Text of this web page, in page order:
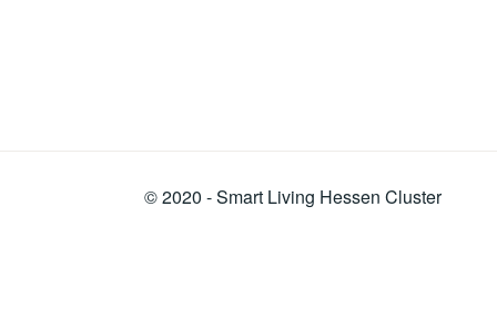
© 2020 -Smart Living Hessen Cluster